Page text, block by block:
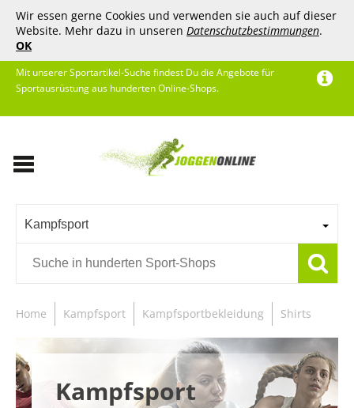
Wir essen gerne Cookies und verwenden sie auch auf dieser
Website. Mehr dazu in unseren Datenschutzbestimmungen.
OK
Mit unserer Sportartikel-Suche findest Du die Angebote für
Sportausrüstung aus hunderten Online-Shops.
Kampfsport
Home Kampfsport Kampfsportbekleidung Shirts
Kampfsport